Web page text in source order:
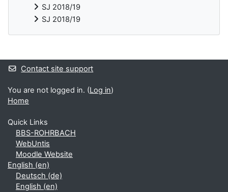
SJ 2018/19
SJ 2018/19
Supplementary blocks
Contact site support
You are not logged in. (Log in)
Home
Quick Links
BBS-ROHRBACH
WebUntis
Moodle Website
English ‎(en)‎
Deutsch ‎(de)‎
English ‎(en)‎